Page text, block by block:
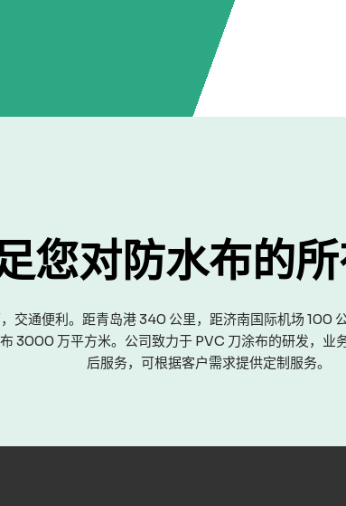
您对防水布的
交通便利。距青岛港 340 公里，距济南国际机场 100
3000 万平方米。公司致力于 PVC 刀涂布的研发，业
后服务，可根据客户需求提供定制服务。